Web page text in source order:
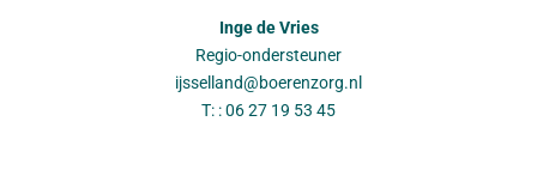
Inge de Vries
Regio-ondersteuner
ijsselland@boerenzorg.nl
T: : 06 27 19 53 45